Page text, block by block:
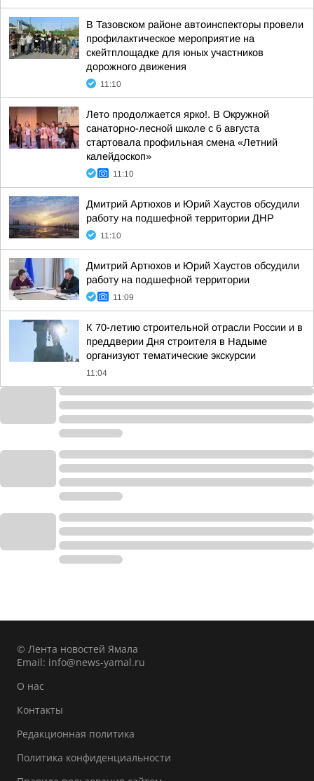
В Тазовском районе автоинспекторы провели
профилактическое мероприятие на
скейтплощадке для юных участников
дорожного движения
11:10
Лето продолжается ярко!. В Окружной
санаторно-лесной школе с 6 августа
стартовала профильная смена «Летний
калейдоскоп»
11:10
Дмитрий Артюхов и Юрий Хаустов обсудили
работу на подшефной территории ДНР
11:10
Дмитрий Артюхов и Юрий Хаустов обсудили
работу на подшефной территории
11:09
К 70-летию строительной отрасли России и в
преддверии Дня строителя в Надыме
организуют тематические экскурсии
11:04
© Лента новостей Ямала
Email: info@news-yamal.ru
О нас
Контакты
Редакционная политика
Политика конфиденциальности